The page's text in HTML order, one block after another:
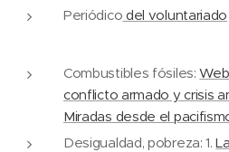
Periódico del voluntariado
Combustibles fósiles:
conflicto armado y crisis
Miradas desde el
Desigualdad, pobreza: 1.